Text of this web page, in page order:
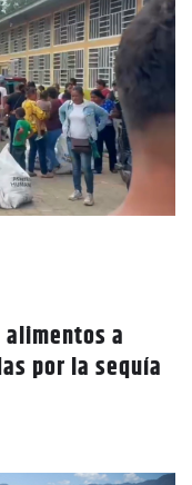
alimentos a
por la sequía